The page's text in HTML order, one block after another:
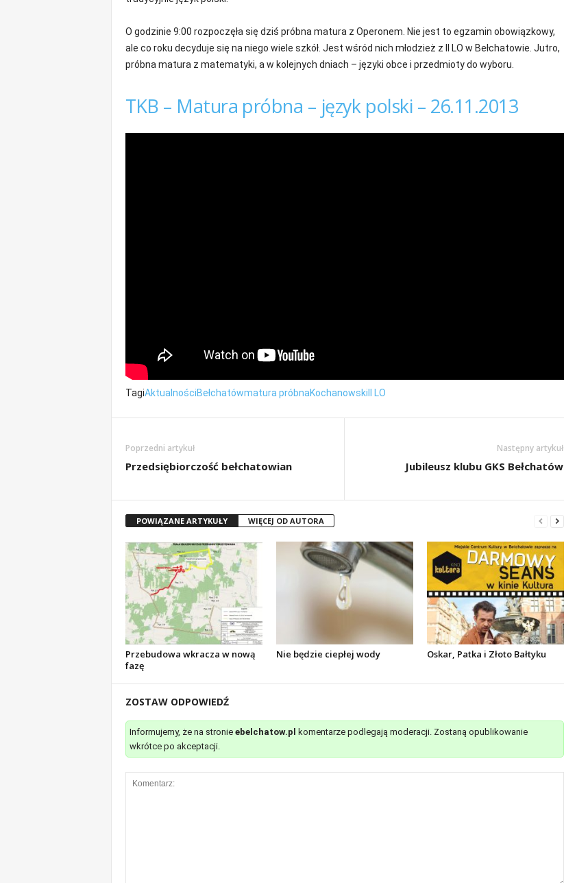
O godzinie 9:00 rozpoczęła się dziś próbna matura z Operonem. Nie jest to egzamin obowiązkowy,
ale co roku decyduje się na niego wiele szkół. Jest wśród nich młodzież z II LO w Bełchatowie. Jutro,
próbna matura z matematyki, a w kolejnych dniach – języki obce i przedmioty do wyboru.
TKB – Matura próbna – język polski – 26.11.2013
TagiAktualnościBełchatówmatura próbnaKochanowski II LO
Poprzedni artykuł
Przedsiębiorczość bełchatowian
Następny artykuł
Jubileusz klubu GKS Bełchatów
POWIĄZANE ARTYKUŁY WIĘCEJ OD AUTORA
Przebudowa wkracza w nową
fazę
Nie będzie ciepłej wody Oskar, Patka i Złoto Bałtyku
ZOSTAW ODPOWIEDŹ
Informujemy, że na stronie ebelchatow.pl
komentarze podlegają moderacji. Zostaną opublikowanie
wkrótce po akceptacji.